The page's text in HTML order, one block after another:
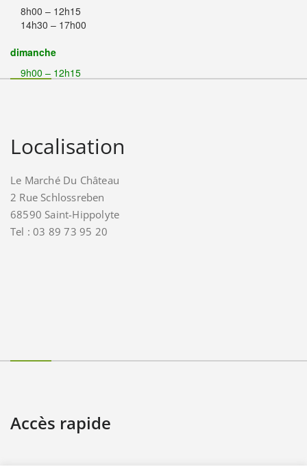
8h00 – 12h15
14h30 – 17h00
dimanche
9h00 – 12h15
Localisation
Le Marché Du Château
2 Rue Schlossreben
68590 Saint-Hippolyte
Tel : 03 89 73 95 20
Accès rapide